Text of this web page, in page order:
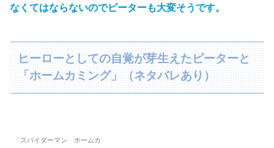
なくてはならないのでピーターも大変そうです。
ヒーローとしての自覚が芽生えたピーターと
「ホームカミング」（ネタバレあり）
「スパイダーマン ホームカ